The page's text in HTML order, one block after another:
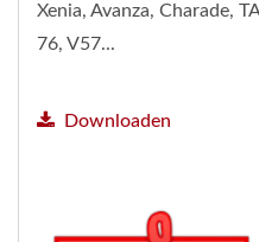
Xenia, Avanza, Charade,
76, V57...
Downloaden